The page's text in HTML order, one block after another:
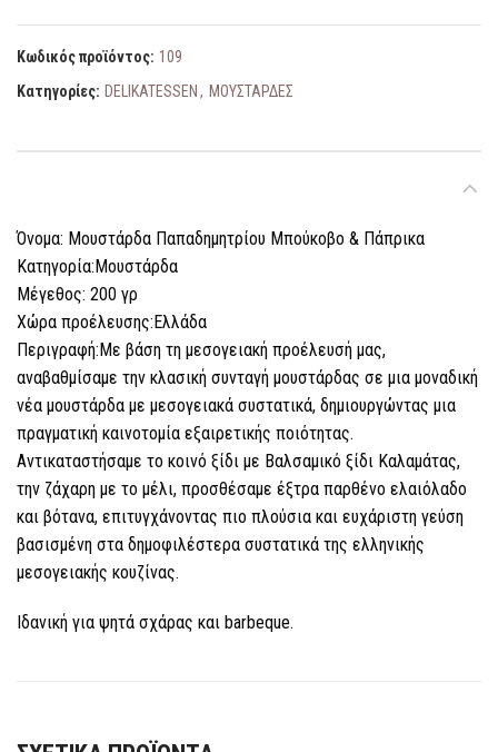
Κωδικός προϊόντος: 109
Κατηγορίες: DELIKATESSEN , ΜΟΥΣΤΑΡΔΕΣ
Όνομα: Μουστάρδα Παπαδημητρίου Μπούκοβο & Πάπρικα
Κατηγορία:Μουστάρδα
Μέγεθος: 200 γρ
Χώρα προέλευσης:Ελλάδα
Περιγραφή:Με βάση τη μεσογειακή προέλευσή μας,
αναβαθμίσαμε την κλασική συνταγή μουστάρδας σε μια μοναδική
νέα μουστάρδα με μεσογειακά συστατικά, δημιουργώντας μια
πραγματική καινοτομία εξαιρετικής ποιότητας.
Αντικαταστήσαμε το κοινό ξίδι με Bαλσαμικό ξίδι Καλαμάτας,
την ζάχαρη με το μέλι, προσθέσαμε έξτρα παρθένο ελαιόλαδο
και βότανα, επιτυγχάνοντας πιο πλούσια και ευχάριστη γεύση
βασισμένη στα δημοφιλέστερα συστατικά της ελληνικής
μεσογειακής κουζίνας.
Iδανική για ψητά σχάρας και barbeque.